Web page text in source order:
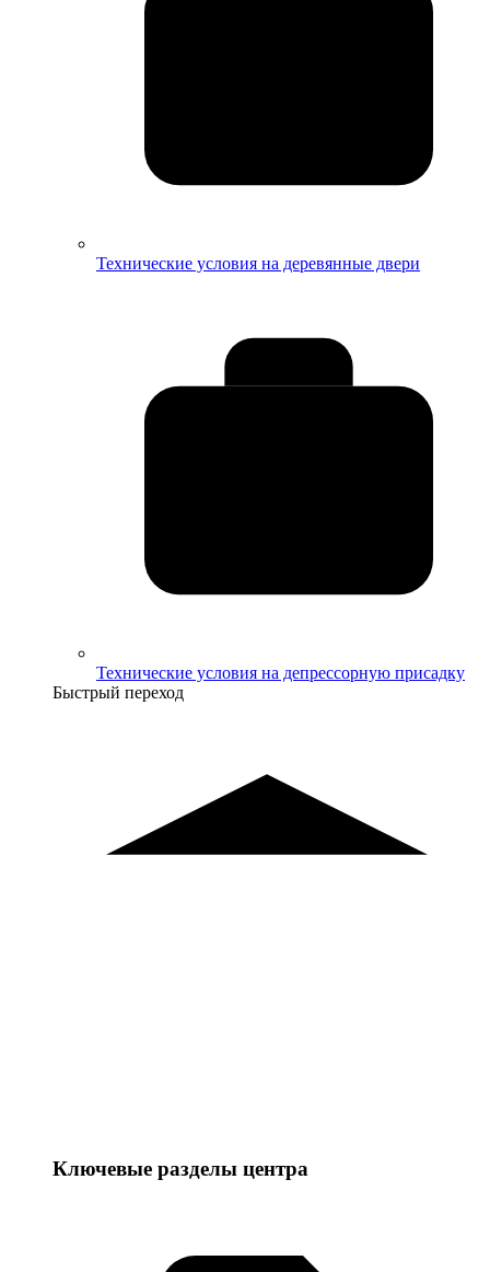
Технические условия на деревянные двери
Технические условия на депрессорную присадку
Быстрый переход
Ключевые разделы центра